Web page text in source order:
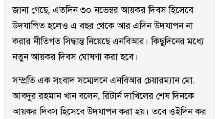
জানা গেছে, এতদিন ৩০ নভেম্বর আয়কর দিবস হিসেবে
উদযাপিত হলেও এ বছর থেকে আর এদিন উদযাপন না
করার নীতিগত সিদ্ধান্ত নিয়েছে এনবিআর। কিছুদিনের মধ্যে
নতুন আয়কর দিবস ঘোষণা করা হবে।
সম্প্রতি এক সংবাদ সম্মেলনে এনবিআর চেয়ারম্যান মো.
আবদুর রহমান খান বলেন, রিটার্ন দাখিলের শেষ দিনকে
আয়কর দিবস হিসেবে উদযাপন করা হয়। তবে ওইদিন কর